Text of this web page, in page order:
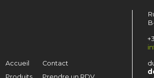
Accueil
Contact